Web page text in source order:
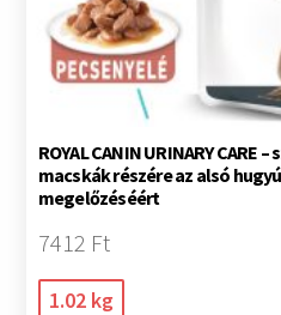
ROYAL CANIN URINARY
macskák részére az alsó
megelőzéséért
7412 Ft
1.02 kg